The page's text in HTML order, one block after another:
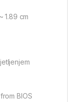
1.89 cm
BIOS